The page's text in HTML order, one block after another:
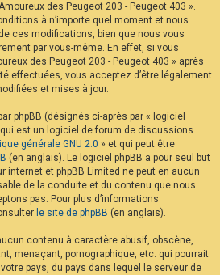
des Peugeot 203 - Peugeot 403 ».
à n’importe quel moment et nous
ces modifications, bien que nous vous
par vous-même. En effet, si vous
des Peugeot 203 - Peugeot 403 » après
effectuées, vous acceptez d’être légalement
et mises à jour.
phpBB (désignés ci-après par « logiciel
qui est un logiciel de forum de discussions
générale GNU 2.0 » et qui peut être
(en anglais). Le logiciel phpBB a pour seul but
et phpBB Limited ne peut en aucun
de la conduite et du contenu que nous
pas. Pour plus d’informations
le site de phpBB (en anglais).
contenu à caractère abusif, obscène,
menaçant, pornographique, etc. qui pourrait
pays, du pays dans lequel le serveur de